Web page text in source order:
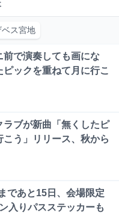
ス宮地
前で演奏しても画にな
ックを重ねて月に行こ
ラブが新曲「無くしたピ
こう」リリース、秋から
であと15日、会場限定
入りパスステッカーも